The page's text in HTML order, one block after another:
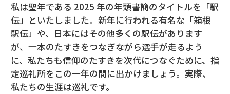
私は聖年である 2025 年の年頭書簡のタイトルを「駅
伝」といたしました。新年に行われる有名な「箱根
駅伝」や、日本にはその他多くの駅伝があります
が、一本のたすきをつなぎながら選手が走るよう
に、私たちも信仰のたすきを次代につなぐために、指
定巡礼所をこの一年の間に出かけましょう。実際、
私たちの生涯は巡礼です。